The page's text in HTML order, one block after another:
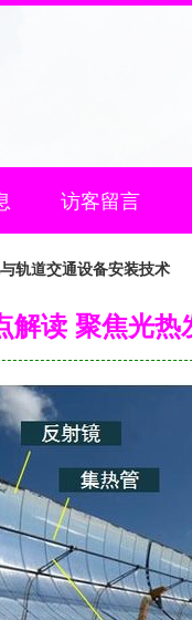
访客留言
轨道交通设备安装技术
解读 聚焦光